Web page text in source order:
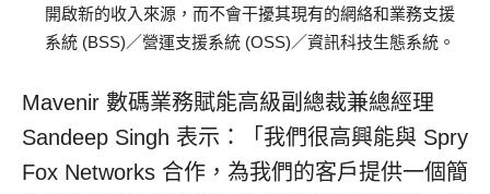
開啟新的收入來源，而不會干擾其現有的網絡和業務支援
系統 (BSS)／營運支援系統 (OSS)／資訊科技生態系統。
Mavenir 數碼業務賦能高級副總裁兼總經理
Sandeep Singh 表示：「我們很高興能與 Spry
Fox Networks 合作，為我們的客戶提供一個簡